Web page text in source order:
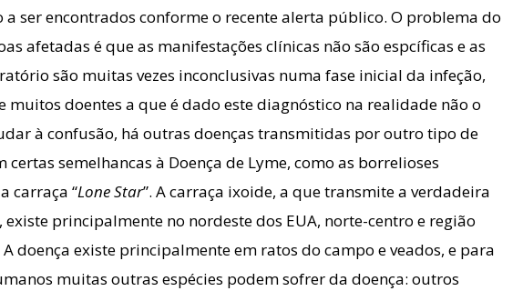
a ser encontrados conforme o recente alerta público. O problema do
afetadas é que as manifestações clínicas não são espcíficas e as
são muitas vezes inconclusivas numa fase inicial da infeção,
muitos doentes a que é dado este diagnóstico na realidade não o
à confusão, há outras doenças transmitidas por outro tipo de
certas semelhancas à Doença de Lyme, como as borrelioses
carraça “Lone Star”. A carraça ixoide, a que transmite a verdadeira
existe principalmente no nordeste dos EUA, norte-centro e região
doença existe principalmente em ratos do campo e veados, e para
muitas outras espécies podem sofrer da doença: outros